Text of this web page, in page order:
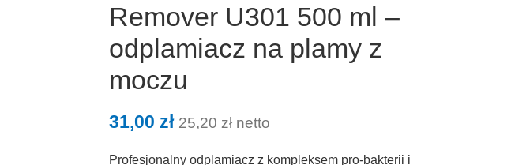
Remover U301 500 ml –
odplamiacz na plamy z
moczu
31,00 zł 25,20 złnetto
Profesjonalny odplamiacz z kompleksem pro-bakterii i